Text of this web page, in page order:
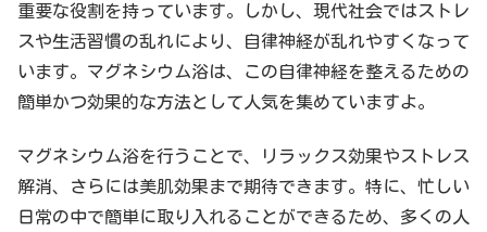
重要な役割を持っています。しかし、現代社会ではストレ
スや生活習慣の乱れにより、自律神経が乱れやすくなって
います。マグネシウム浴は、この自律神経を整えるための
簡単かつ効果的な方法として人気を集めていますよ。
マグネシウム浴を行うことで、リラックス効果やストレス
解消、さらには美肌効果まで期待できます。特に、忙しい
日常の中で簡単に取り入れることができるため、多くの人